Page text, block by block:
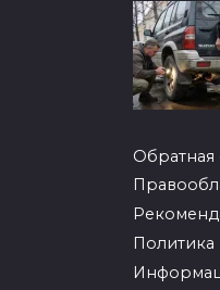
Обратная